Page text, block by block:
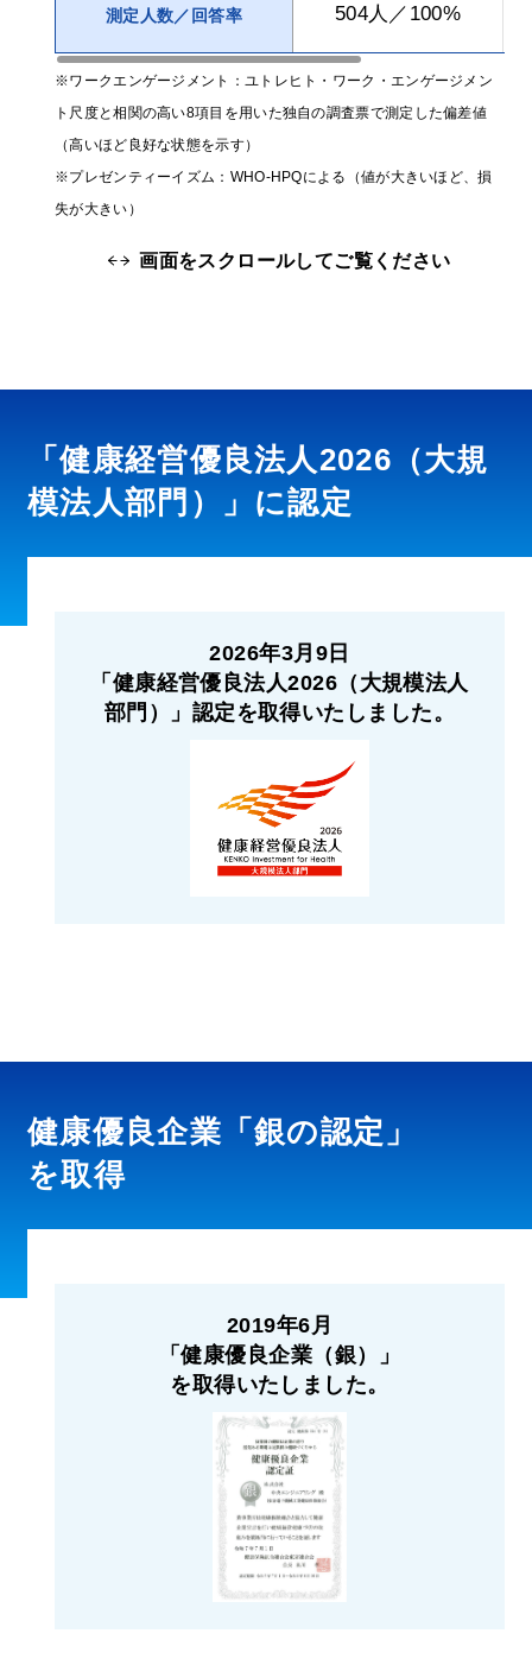
測定人数／回答率
504人／100%
※ワークエンゲージメント：ユトレヒト・ワーク・エンゲージメン
ト尺度と相関の高い8項目を用いた独自の調査票で測定した偏差値
（高いほど良好な状態を示す）
※プレゼンティーイズム：WHO-HPQによる（値が大きいほど、損
失が大きい）
画面をスクロールしてご覧ください
「健康経営優良法人2026（大規
模法人部門）」に認定
2026年3月9日
「健康経営優良法人2026（大規模法人
部門）」認定を取得いたしました。
健康優良企業「銀の認定」
を取得
2019年6月
「健康優良企業（銀）」
を取得いたしました。